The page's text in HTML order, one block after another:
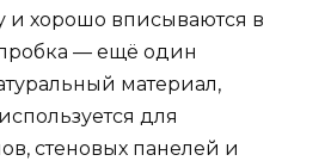
и хорошо вписываются в
— ещё один
материал,
для
стеновых панелей и